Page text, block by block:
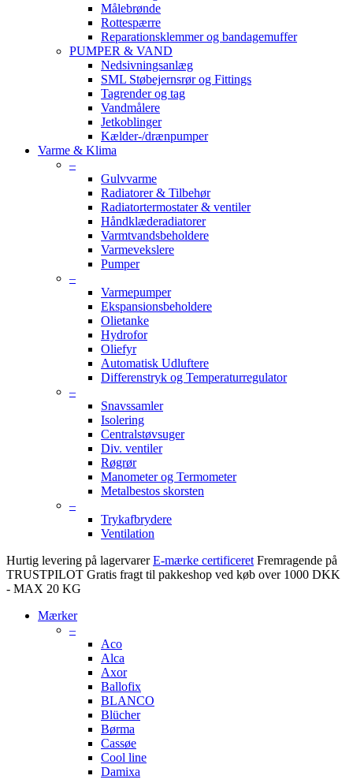
Målebrønde
Rottespærre
Reparationsklemmer og bandagemuffer
PUMPER & VAND
Nedsivningsanlæg
SML Støbejernsrør og Fittings
Tagrender og tag
Vandmålere
Jetkoblinger
Kælder-/drænpumper
Varme & Klima
–
Gulvvarme
Radiatorer & Tilbehør
Radiatortermostater & ventiler
Håndklæderadiatorer
Varmtvandsbeholdere
Varmevekslere
Pumper
–
Varmepumper
Ekspansionsbeholdere
Olietanke
Hydrofor
Oliefyr
Automatisk Udluftere
Differenstryk og Temperaturregulator
–
Snavssamler
Isolering
Centralstøvsuger
Div. ventiler
Røgrør
Manometer og Termometer
Metalbestos skorsten
–
Trykafbrydere
Ventilation
Hurtig levering på lagervarer E-mærke certificeret Fremragende på
TRUSTPILOT Gratis fragt til pakkeshop ved køb over 1000 DKK
- MAX 20 KG
Mærker
–
Aco
Alca
Axor
Ballofix
BLANCO
Blücher
Børma
Cassøe
Cool line
Damixa